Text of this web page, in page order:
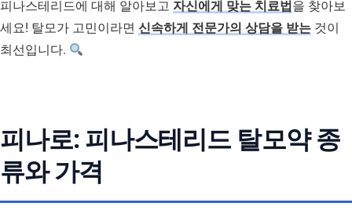
피나스테리드에 대해 알아보고 자신에게 맞는 치료법 을 찾아보
세요! 탈모가 고민이라면 신속하게 전문가의 상담을 받는 것이
최선입니다.
피나로: 피나스테리드 탈모약 종
류와 가격